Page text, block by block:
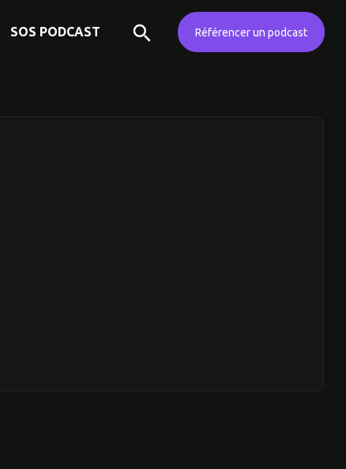
Référencer un podcast
SOS PODCAST